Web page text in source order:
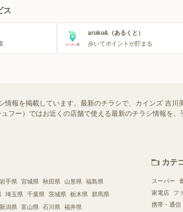
ス
aruku&（あるくと）
歩いてポイントが貯まる
情報を掲載しています。最新のチラシで、カインズ 吉
フー）ではお近くの店舗で使える最新のチラシ情報を
岩手県 宮城県 秋田県 山形県 福島県
埼玉県 千葉県 茨城県 栃木県 群馬県
新潟県 富山県 石川県 福井県
カテ
スーパー
家電店
フ
携帯・通信